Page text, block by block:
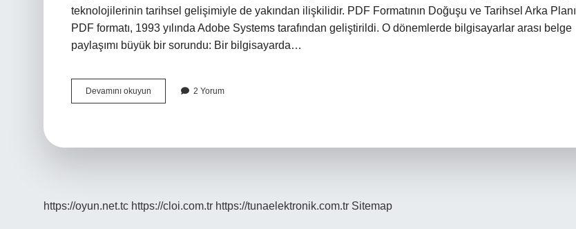
teknolojilerinin tarihsel gelişimiyle de yakından ilişkilidir. PDF Formatının Doğuşu ve Tarihsel Arka Planı
PDF formatı, 1993 yılında Adobe Systems tarafından geliştirildi. O dönemlerde bilgisayarlar arası belge
paylaşımı büyük bir sorundu: Bir bilgisayarda…
Devamını okuyun
dosyalarını
2 Yorum
https://oyun.net.tc https://cloi.com.tr https://tunaelektronik.com.tr Sitemap